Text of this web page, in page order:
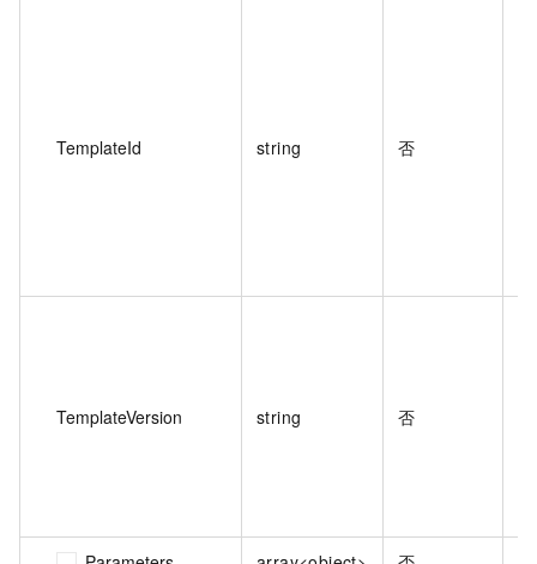
TemplateId string 否
TemplateVersion string 否